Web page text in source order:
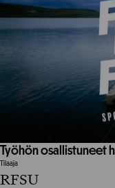
Työhön osallistuneet
Tilaaja
RFSU